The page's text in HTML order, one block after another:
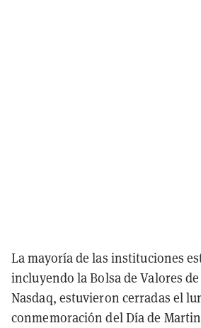
La mayoría de las instituciones
incluyendo la Bolsa de Valores
Nasdaq, estuvieron cerradas el
conmemoración del Día de